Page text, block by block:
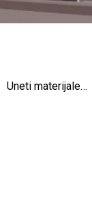
Uneti materijale…